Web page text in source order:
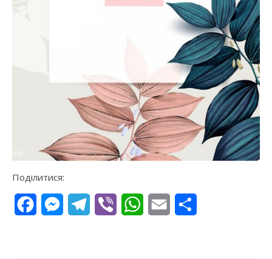
Поділитися:
FacebookMessengerTelegram
Viber WhatsApp
Email